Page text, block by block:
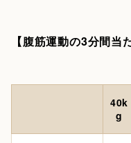
【腹筋運動の3分間当
40k
g